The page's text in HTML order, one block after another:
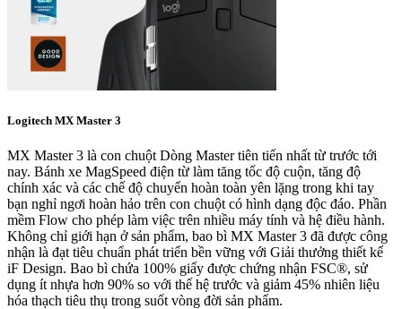
Logitech MX Master 3
MX Master 3 là con chuột Dòng Master tiên tiến nhất từ trước tới
nay. Bánh xe MagSpeed điện từ làm tăng tốc độ cuộn, tăng độ
chính xác và các chế độ chuyển hoàn toàn yên lặng trong khi tay
bạn nghỉ ngơi hoàn hảo trên con chuột có hình dạng độc đáo. Phần
mềm Flow cho phép làm việc trên nhiều máy tính và hệ điều hành.
Không chỉ giới hạn ở sản phẩm, bao bì MX Master 3 đã được công
nhận là đạt tiêu chuẩn phát triển bền vững với Giải thưởng thiết kế
iF Design. Bao bì chứa 100% giấy được chứng nhận FSC®, sử
dụng ít nhựa hơn 90% so với thế hệ trước và giảm 45% nhiên liệu
hóa thạch tiêu thụ trong suốt vòng đời sản phẩm.